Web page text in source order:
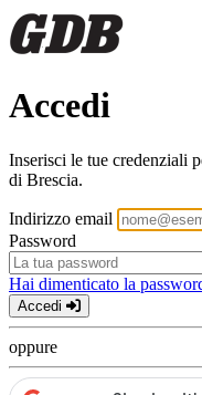
Accedi
Inserisci le tue credenziali
di Brescia.
Indirizzo email
Password
Hai dimenticato la
Accedi
oppure